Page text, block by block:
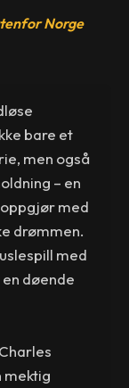
Norge
bare et
men også
– en
med
drømmen.
med
døende
mektig